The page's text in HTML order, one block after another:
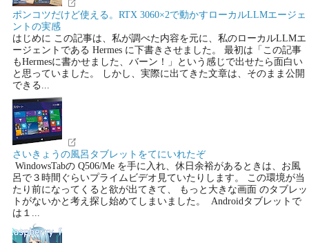
ポンコツだけど使える。RTX 3060×2で動かすローカルLLMエージェ
ントの実感
はじめに この記事は、私が調べた内容を元に、私のローカルLLMエ
ージェントである Hermes に下書きさせました。 最初は「この記事
もHermesに書かせました、バーン！」という感じで出せたら面白い
と思っていました。 しかし、実際に出てきた文章は、そのまま公開
できる...
さいきょうの風呂タブレットをてにいれたぞ
WindowsTabの Q506/Me を手に入れ、休日余裕があるときは、お風
呂で３時間ぐらいプライムビデオ見ていたりします。 この環境が当
たり前になってくると欲が出てきて、 もっと大きな画面 のタブレッ
トがないかと考え探し始めてしまいました。 Androidタブレットで
は１...